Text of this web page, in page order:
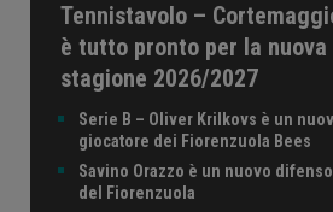
Tennistavolo –
è tutto pronto per la nuova
stagione 2026/2027
Serie B – Oliver Krilkovs è un
giocatore dei Fiorenzuola Bees
Savino Orazzo è un nuovo
del Fiorenzuola